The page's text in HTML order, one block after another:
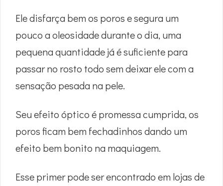
Ele disfarça bem os poros e segura um
pouco a oleosidade durante o dia, uma
pequena quantidade já é suficiente para
passar no rosto todo sem deixar ele com a
sensação pesada na pele.
Seu efeito óptico é promessa cumprida, os
poros ficam bem fechadinhos dando um
efeito bem bonito na maquiagem.
Esse primer pode ser encontrado em lojas de